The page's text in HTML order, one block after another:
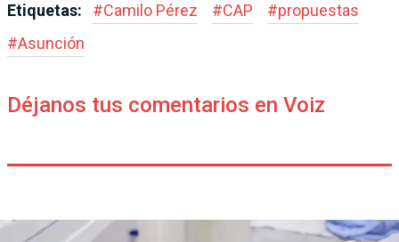
Etiquetas: #Camilo Pérez #CAP #propuestas
#Asunción
Déjanos tus comentarios en Voiz